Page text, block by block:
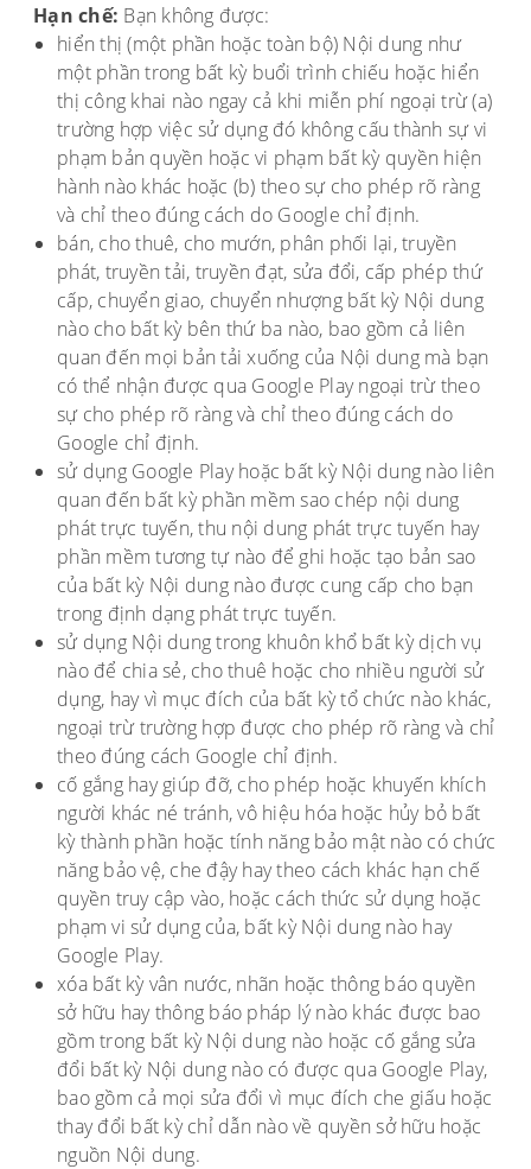
Hạn chế: Bạn không được:
hiển thị (một phần hoặc toàn bộ) Nội dung như
một phần trong bất kỳ buổi trình chiếu hoặc hiển
thị công khai nào ngay cả khi miễn phí ngoại trừ (a)
trường hợp việc sử dụng đó không cấu thành sự vi
phạm bản quyền hoặc vi phạm bất kỳ quyền hiện
hành nào khác hoặc (b) theo sự cho phép rõ ràng
và chỉ theo đúng cách do Google chỉ định.
bán, cho thuê, cho mướn, phân phối lại, truyền
phát, truyền tải, truyền đạt, sửa đổi, cấp phép thứ
cấp, chuyển giao, chuyển nhượng bất kỳ Nội dung
nào cho bất kỳ bên thứ ba nào, bao gồm cả liên
quan đến mọi bản tải xuống của Nội dung mà bạn
có thể nhận được qua Google Play ngoại trừ theo
sự cho phép rõ ràng và chỉ theo đúng cách do
Google chỉ định.
sử dụng Google Play hoặc bất kỳ Nội dung nào liên
quan đến bất kỳ phần mềm sao chép nội dung
phát trực tuyến, thu nội dung phát trực tuyến hay
phần mềm tương tự nào để ghi hoặc tạo bản sao
của bất kỳ Nội dung nào được cung cấp cho bạn
trong định dạng phát trực tuyến.
sử dụng Nội dung trong khuôn khổ bất kỳ dịch vụ
nào để chia sẻ, cho thuê hoặc cho nhiều người sử
dụng, hay vì mục đích của bất kỳ tổ chức nào khác,
ngoại trừ trường hợp được cho phép rõ ràng và chỉ
theo đúng cách Google chỉ định.
cố gắng hay giúp đỡ, cho phép hoặc khuyến khích
người khác né tránh, vô hiệu hóa hoặc hủy bỏ bất
kỳ thành phần hoặc tính năng bảo mật nào có chức
năng bảo vệ, che đậy hay theo cách khác hạn chế
quyền truy cập vào, hoặc cách thức sử dụng hoặc
phạm vi sử dụng của, bất kỳ Nội dung nào hay
Google Play.
xóa bất kỳ vân nước, nhãn hoặc thông báo quyền
sở hữu hay thông báo pháp lý nào khác được bao
gồm trong bất kỳ Nội dung nào hoặc cố gắng sửa
đổi bất kỳ Nội dung nào có được qua Google Play,
bao gồm cả mọi sửa đổi vì mục đích che giấu hoặc
thay đổi bất kỳ chỉ dẫn nào về quyền sở hữu hoặc
nguồn Nội dung.